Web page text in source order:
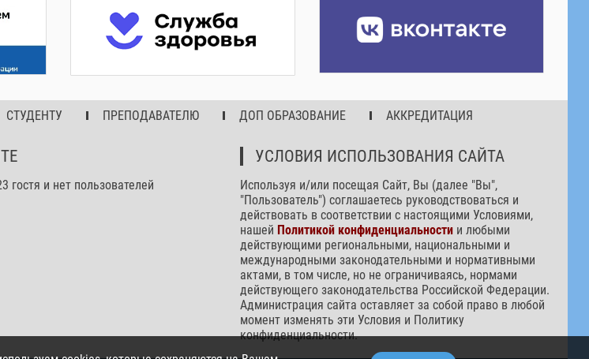
СТУДЕНТУ ПРЕПОДАВАТЕЛЮ ДОП ОБРАЗОВАНИЕ АККРЕДИТАЦИЯ
гостя и нет пользователей
УСЛОВИЯ ИСПОЛЬЗОВАНИЯ САЙТА
Используя и/или посещая Сайт, Вы (далее "Вы",
"Пользователь") соглашаетесь руководствоваться и
действовать в соответствии с настоящими Условиями,
нашей Политикой конфиденциальности и любыми
действующими региональными, национальными и
международными законодательными и нормативными
актами, в том числе, но не ограничиваясь, нормами
действующего законодательства Российской Федерации.
Администрация сайта оставляет за собой право в любой
момент изменять эти Условия и Политику
конфиденциальности.